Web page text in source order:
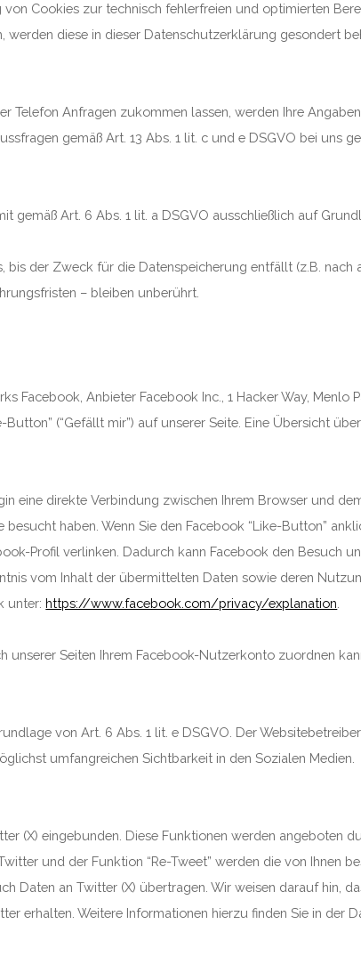
Cookies zur technisch fehlerfreien und optimierten
werden diese in dieser Datenschutzerklärung gesondert
Telefon Anfragen zukommen lassen, werden Ihre
gemäß Art. 13 Abs. 1 lit. c und e DSGVO bei uns
gemäß Art. 6 Abs. 1 lit. a DSGVO ausschließlich auf
bis der Zweck für die Datenspeicherung entfällt (z.B.
– bleiben unberührt.
Facebook, Anbieter Facebook Inc., 1 Hacker Way, Menlo
(“Gefällt mir”) auf unserer Seite. Eine Übersicht
eine direkte Verbindung zwischen Ihrem Browser und
besucht haben. Wenn Sie den Facebook “Like-Button”
Profil verlinken. Dadurch kann Facebook den Besuch
vom Inhalt der übermittelten Daten sowie deren
unter:https://www.facebook.com/privacy/explanation
unserer Seiten Ihrem Facebook-Nutzerkonto zuordnen
von Art. 6 Abs. 1 lit. e DSGVO. Der
umfangreichen Sichtbarkeit in den Sozialen Medien.
(X) eingebunden. Diese Funktionen werden angeboten
und der Funktion “Re-Tweet” werden die von Ihnen
Daten an Twitter (X) übertragen. Wir weisen darauf hin,
erhalten. Weitere Informationen hierzu finden Sie in der